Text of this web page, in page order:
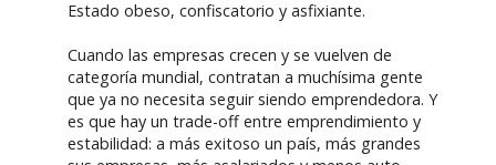
Estado obeso, confiscatorio y asfixiante.
Cuando las empresas crecen y se vuelven de
categoría mundial, contratan a muchísima gente
que ya no necesita seguir siendo emprendedora. Y
es que hay un trade-off entre emprendimiento y
estabilidad: a más exitoso un país, más grandes